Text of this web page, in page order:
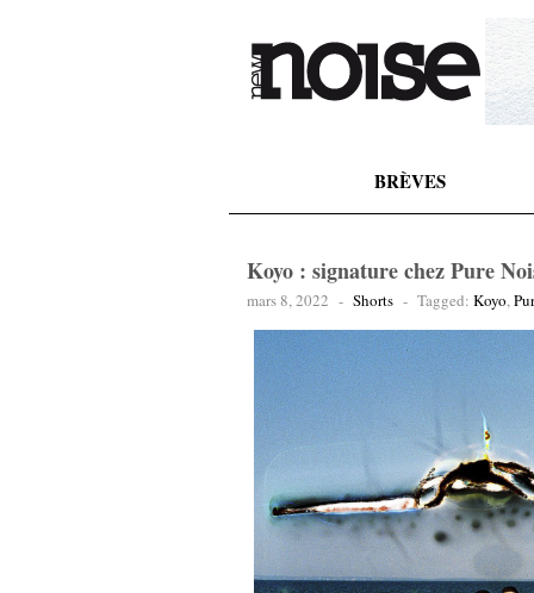
BRÈVES
Koyo : signature chez Pure
mars 8, 2022 - Shorts - Tagged: Koyo,